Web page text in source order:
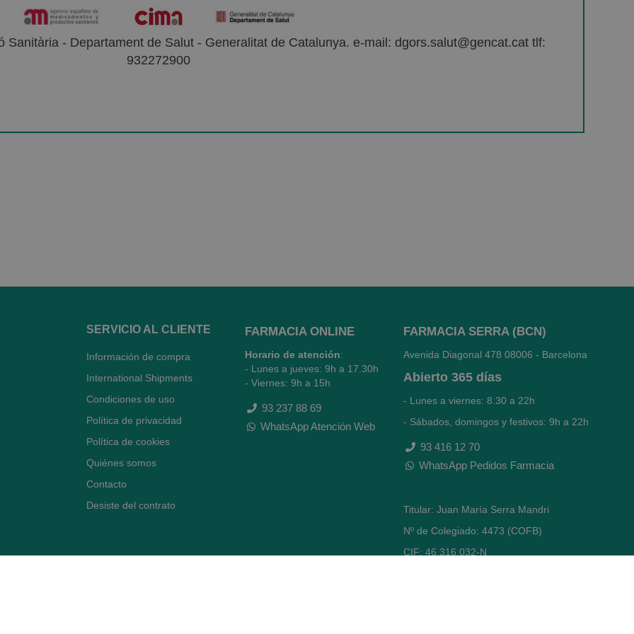
Sanitària - Departament de Salut - Generalitat de Catalunya. e-mail: dgors.salut@gencat.cat tlf:
932272900
SERVICIO AL CLIENTE
Información de compra
International Shipments
Condiciones de uso
Política de privacidad
Política de cookies
Quiénes somos
Contacto
Desiste del contrato
FARMACIA ONLINE
Horario de atención:
- Lunes a jueves: 9h a 17.30h
- Viernes: 9h a 15h
93 237 88 69
WhatsApp Atención Web
FARMACIA SERRA (BCN)
Avenida Diagonal 478 08006 - Barcelona
Abierto 365 días
- Lunes a viernes: 8.30 a 22h
- Sábados, domingos y festivos: 9h a 22h
93 416 12 70
WhatsApp Pedidos Farmacia
Titular: Juan María Serra Mandri
Nº de Colegiado: 4473 (COFB)
CIF: 46.316.032-N